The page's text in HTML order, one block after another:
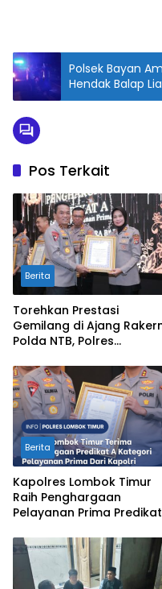
Polsek Bayan
Hendak Balap
Pos Terkait
Berita
Torehkan Prestasi
Gemilang di Ajang
Polda NTB, Polres
Penghargaan Pelayanan
Prima Kapolri
Berita
Kapolres Lombok Timur
Raih Penghargaan
Pelayanan Prima